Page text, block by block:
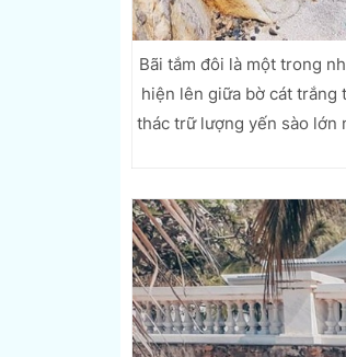
Bãi tắm đôi là một trong
hiện lên giữa bờ cát trắng
thác trữ lượng yến sào lớn